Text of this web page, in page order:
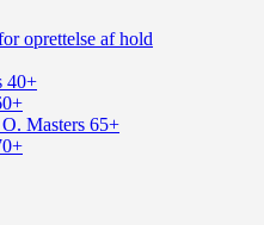
oprettelse af hold
40+
Masters 65+